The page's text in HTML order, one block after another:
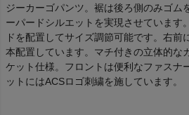
ジーカーゴパンツ。裾は後ろ側のみゴム
ーパードシルエットを実現させています
ドを配置してサイズ調節可能です。右前
本配置しています。マチ付きの立体的な
ケット仕様。フロントは便利なファスナ
ットにはACSロゴ刺繍を施しています。